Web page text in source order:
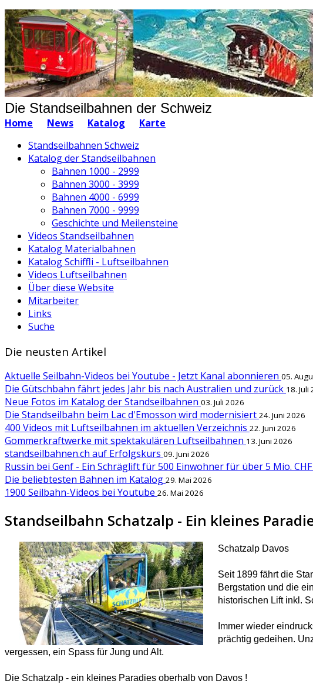
Die Standseilbahnen der Schweiz
Home News Katalog
Karte
Standseilbahnen Schweiz
Katalog der Standseilbahnen
Bahnen 1000 - 2999
Bahnen 3000 - 3999
Bahnen 4000 - 6999
Bahnen 7000 - 9999
Geschichte und Meilensteine
Videos Standseilbahnen
Katalog Materialbahnen
Katalog Schiffli - Luftseilbahnen
Videos Luftseilbahnen
Über diese Website
Mitarbeiter
Links
Suche
Die neusten Artikel
Aktuelle Seilbahn-Videos bei Youtube - Jetzt Kanal abonnieren 05.
Die Gütschbahn fährt jedes Jahr bis nach Australien und zurück 18. Juli
Neue Fotos im Katalog der Standseilbahnen 03. Juli 2026
Die Standseilbahn beim Lac d'Emosson wird modernisiert 24. Juni 2026
400 Videos mit Luftseilbahnen im aktuellen Verzeichnis 22. Juni 2026
Gommerkraftwerke mit spektakulären Luftseilbahnen 13. Juni 2026
standseilbahnen.ch auf Erfolgskurs 09. Juni 2026
Russin bei Genf - Ein Schräglift für 500 Einwohner für über 5 Mio. CHF
Die beliebtesten Bahnen im Katalog 29. Mai 2026
1900 Seilbahn-Videos bei Youtube 26. Mai 2026
Standseilbahn Schatzalp - Ein kleines
Schatzalp Davos
Seit 1899 fährt die
Bergstation und die
historischen Lift inkl.
Immer wieder
prächtig gedeihen.
vergessen, ein Spass für Jung und Alt.
Die Schatzalp - ein kleines Paradies oberhalb von Davos !